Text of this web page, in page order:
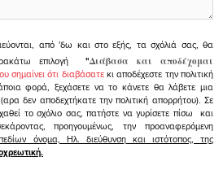
από 'δω και στο εξής, τα σχόλιά σας, θα
επιλογή
"Διάβασα και αποδέχομαι
σημαίνει ότι διαβάσατεκι αποδέχεστε την πολιτική
φορά, ξεχάσετε να το κάνετε θα λάβετε μια
δεν αποδεχτήκατε την πολιτική απορρήτου). Σε
το σχόλιο σας, πατήστε να γυρίσετε πίσω και
προηγουμένως, την προαναφερόμενη
όνομα, Ηλ. διεύθυνση και ιστότοπος, της